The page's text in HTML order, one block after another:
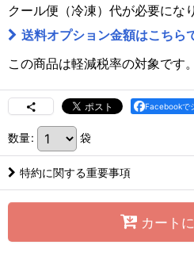
クール便（冷凍） 代が必要にな
送料オプション金額はこちら
この商品は軽減税率の対象です。
Facebookで
数量: 袋
特約に関する重要事項
カート